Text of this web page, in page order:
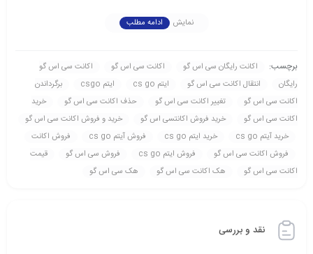
نمایش ادامه مطلب
برچسب: اکانت رايگان سی اس گو اکانت سی اس گو
اکانت سی اس گو
رايگان
انتقال اکانت سی اس گو ایتم cs go ایتم csgo
برگرداندن
اکانت سی اس گو
تغيير اکانت سی اس گو حذف اکانت سی اس گو
خريد
اکانت سی اس گو
خريد فروش اکانتسی اس گو
خريد و فروش اکانت سی اس گو
خرید آیتم cs go
خرید ایتم cs go فروش آیتم cs go
فروش اکانت
فروش اکانت سی اس گو
فروش ایتم cs go فروش سی اس گو
قيمت
اکانت سی اس گو
هک اکانت سی اس گو هک سی اس گو
نقد و بررسی